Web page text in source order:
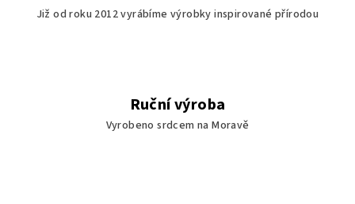
Již od roku 2012 vyrábíme výrobky inspirované přírodou
Ruční výroba
Vyrobeno srdcem na Moravě